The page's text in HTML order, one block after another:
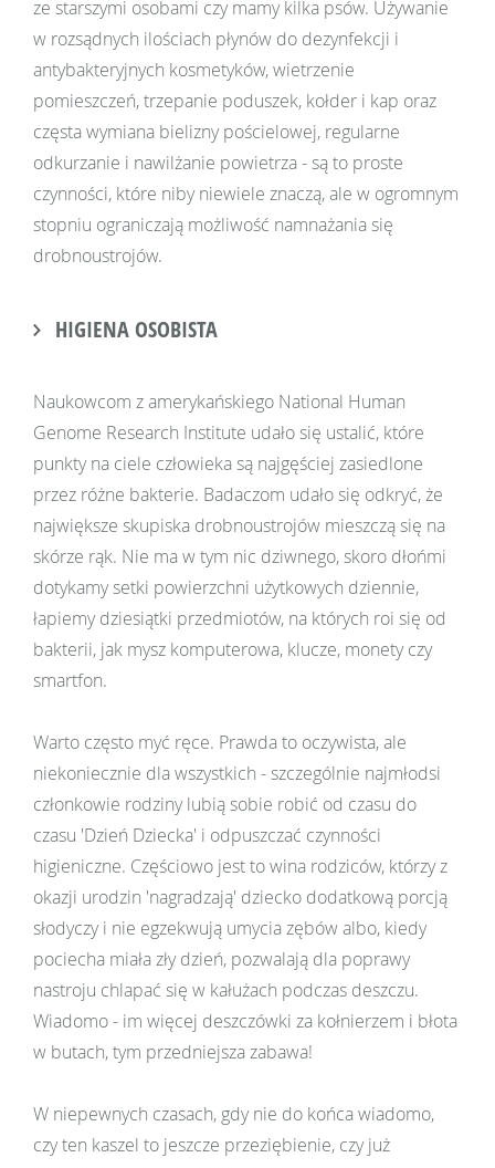
ze starszymi osobami czy mamy kilka psów. Używanie
w rozsądnych ilościach płynów do dezynfekcji i
antybakteryjnych kosmetyków, wietrzenie
pomieszczeń, trzepanie poduszek, kołder i kap oraz
częsta wymiana bielizny pościelowej, regularne
odkurzanie i nawilżanie powietrza - są to proste
czynności, które niby niewiele znaczą, ale w ogromnym
stopniu ograniczają możliwość namnażania się
drobnoustrojów.
HIGIENA OSOBISTA
Naukowcom z amerykańskiego National Human
Genome Research Institute udało się ustalić, które
punkty na ciele człowieka są najgęściej zasiedlone
przez różne bakterie. Badaczom udało się odkryć, że
największe skupiska drobnoustrojów mieszczą się na
skórze rąk. Nie ma w tym nic dziwnego, skoro dłońmi
dotykamy setki powierzchni użytkowych dziennie,
łapiemy dziesiątki przedmiotów, na których roi się od
bakterii, jak mysz komputerowa, klucze, monety czy
smartfon.
Warto często myć ręce. Prawda to oczywista, ale
niekoniecznie dla wszystkich - szczególnie najmłodsi
członkowie rodziny lubią sobie robić od czasu do
czasu 'Dzień Dziecka' i odpuszczać czynności
higieniczne. Częściowo jest to wina rodziców, którzy z
okazji urodzin 'nagradzają' dziecko dodatkową porcją
słodyczy i nie egzekwują umycia zębów albo, kiedy
pociecha miała zły dzień, pozwalają dla poprawy
nastroju chlapać się w kałużach podczas deszczu.
Wiadomo - im więcej deszczówki za kołnierzem i błota
w butach, tym przedniejsza zabawa!
W niepewnych czasach, gdy nie do końca wiadomo,
czy ten kaszel to jeszcze przeziębienie, czy już